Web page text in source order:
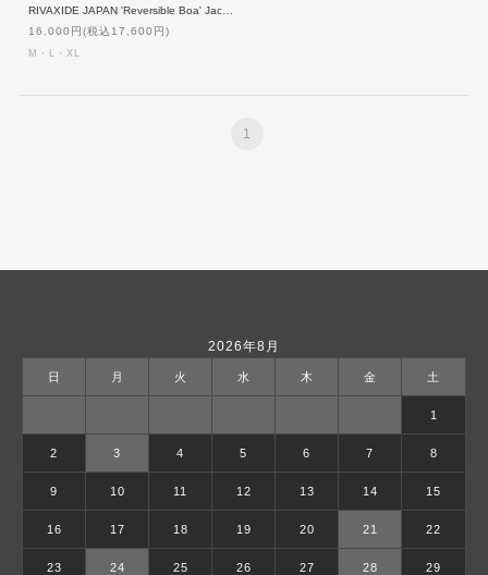
16,000円(税込17,600円)
M・L・XL
1
2026年8月
日 月 火 水 木 金 土
1
2 3 4 5 6 7 8
9 10 11 12 13 14 15
16 17 18 19 20 21 22
23 24 25 26 27 28 29